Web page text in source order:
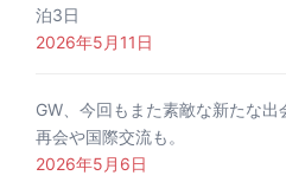
泊3日
2026年5月11日
GW、今回もまた素敵な新たな
再会や国際交流も。
2026年5月6日